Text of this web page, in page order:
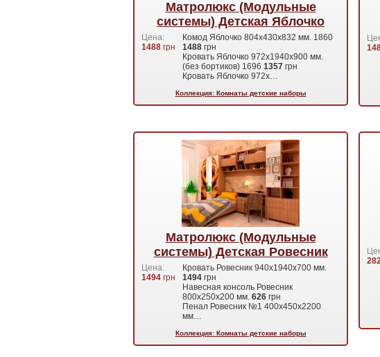
Матролюкс (Модульные
системы) Детская Яблочко
Цена:
1488 грн
Комод Яблочко 804х430х832 мм. 1860
1488 грн
Кровать Яблочко 972х1940х900 мм.
(без бортиков) 1696 1357 грн
Кровать Яблочко 972х…
Коллекция: Комнаты детские наборы
Матролюкс (Модульные
системы) Детская Ровесник
Цена:
1494 грн
Кровать Ровесник 940х1940х700 мм.
1494 грн
Навесная консоль Ровесник
800х250х200 мм. 626 грн
Пенал Ровесник №1 400х450х2200
мм…
Коллекция: Комнаты детские наборы